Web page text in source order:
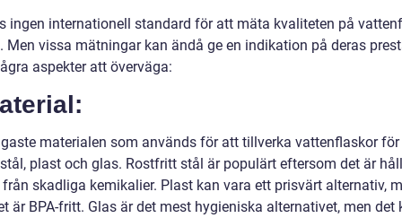
ingen internationell standard för att mäta kvaliteten på
Men vissa mätningar kan ändå ge en indikation på deras
aspekter att överväga:
materialen som används för att tillverka vattenflaskor för
plast och glas. Rostfritt stål är populärt eftersom det är
skadliga kemikalier. Plast kan vara ett prisvärt alternativ,
är BPA-fritt. Glas är det mest hygieniska alternativet, men det